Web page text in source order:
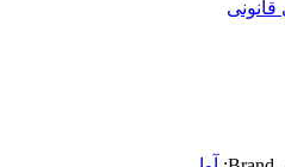
بود.